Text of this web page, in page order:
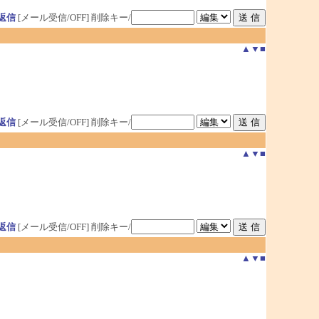
信[メール受信/OFF] 削除キー/
▲ ▼ ■
信[メール受信/OFF] 削除キー/
▲ ▼ ■
信[メール受信/OFF] 削除キー/
▲ ▼ ■